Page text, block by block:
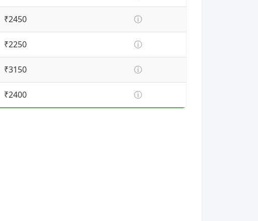
₹2450 ⓘ
₹2250 ⓘ
₹3150 ⓘ
₹2400 ⓘ